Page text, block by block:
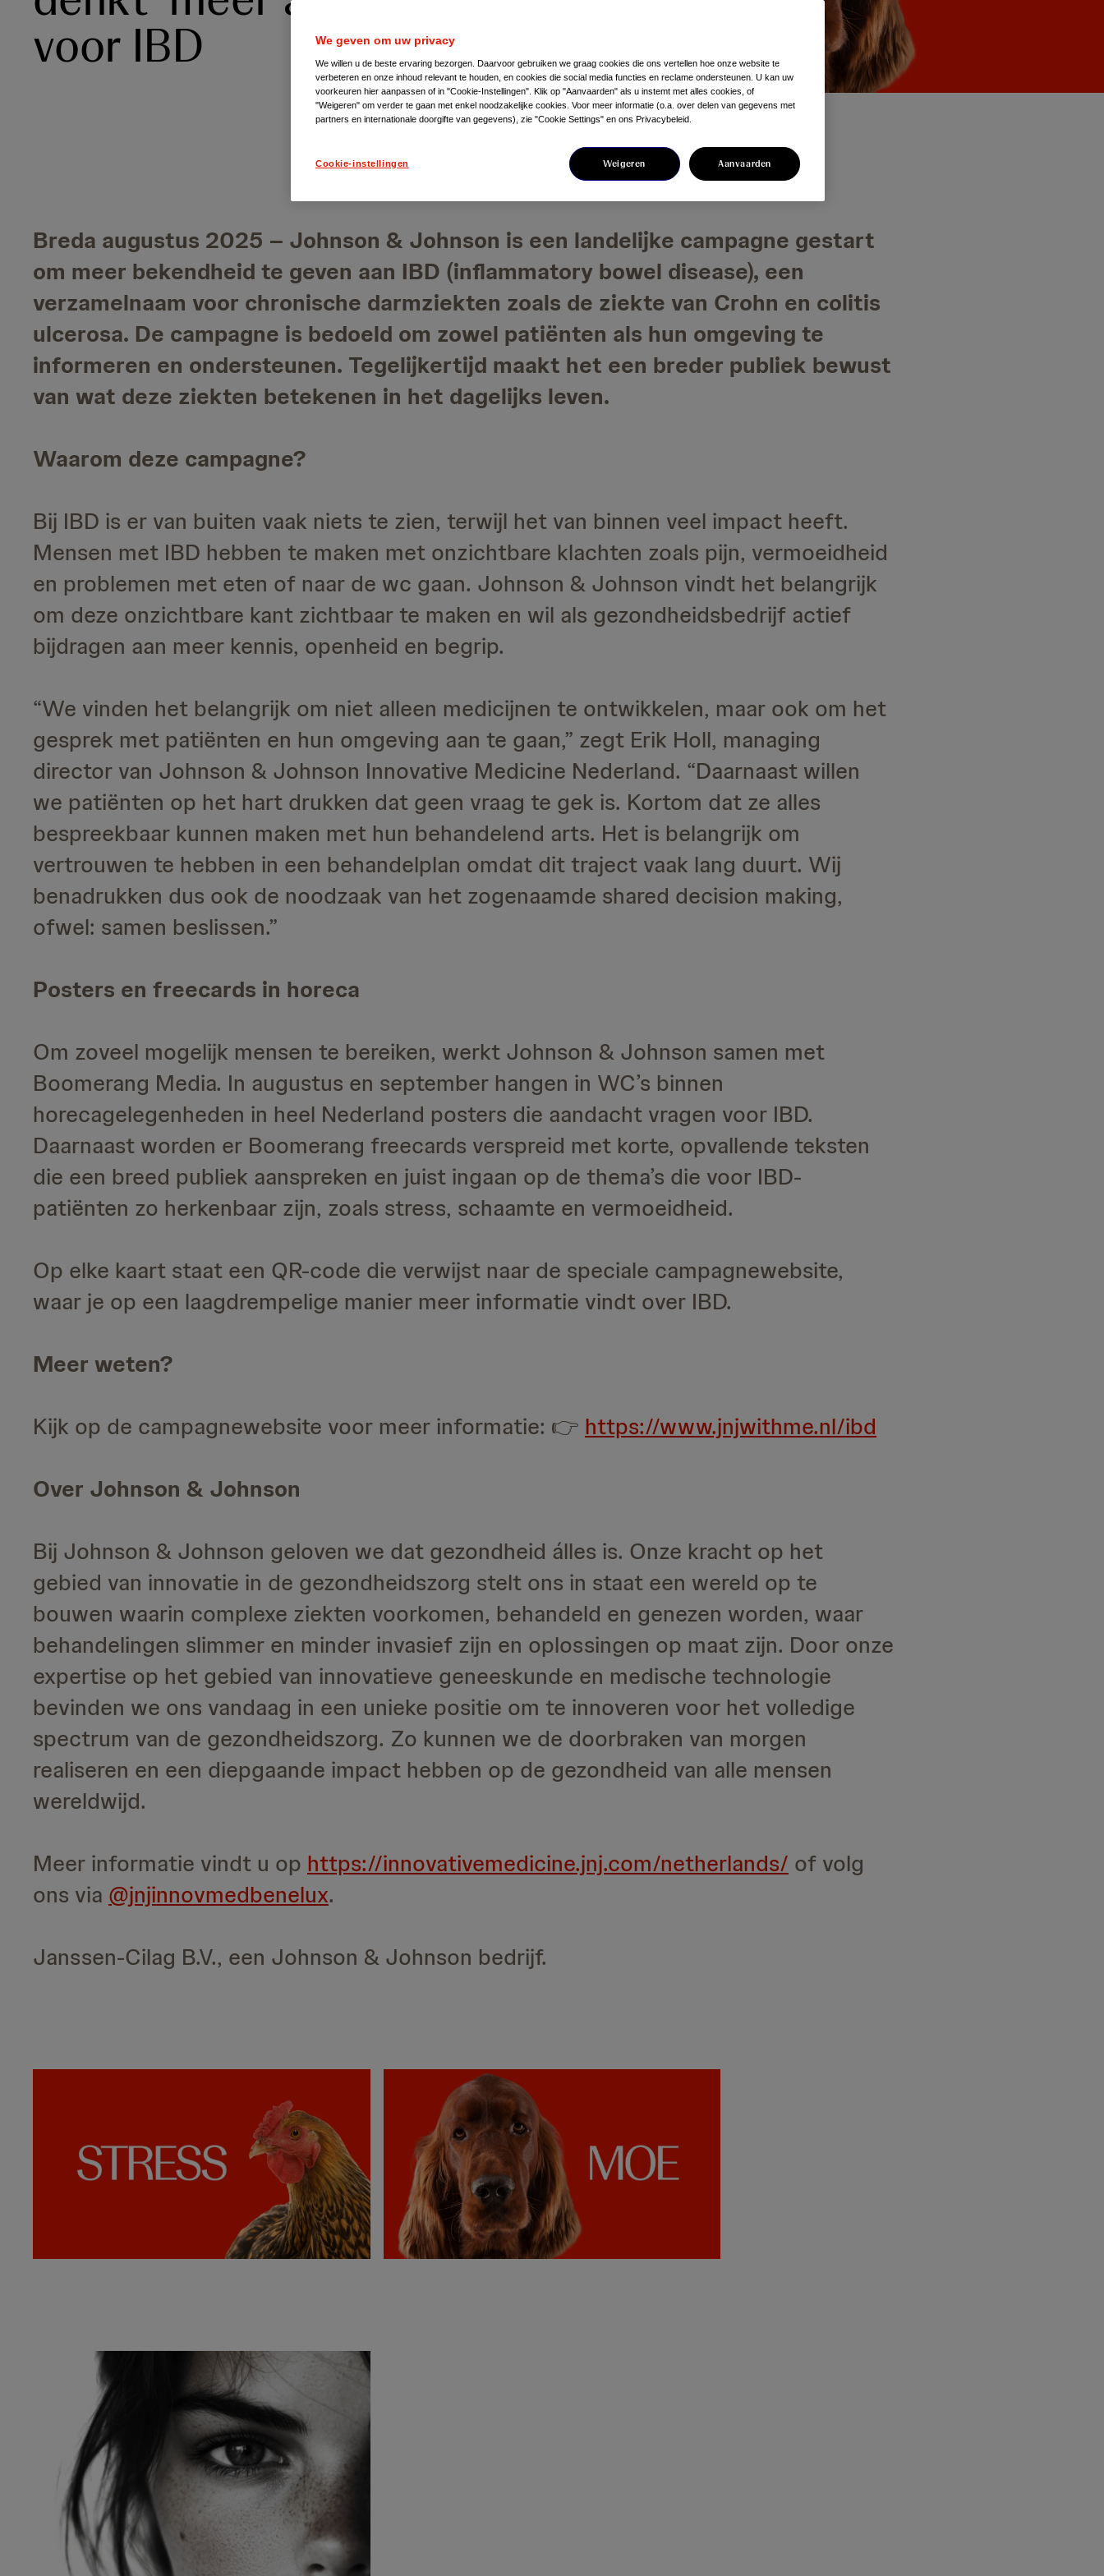
voor IBD
Breda augustus 2025 – Johnson & Johnson is een landelijke campagne gestart
om meer bekendheid te geven aan IBD (inflammatory bowel disease), een
verzamelnaam voor chronische darmziekten zoals de ziekte van Crohn en colitis
ulcerosa. De campagne is bedoeld om zowel patiënten als hun omgeving te
informeren en ondersteunen. Tegelijkertijd maakt het een breder publiek bewust
van wat deze ziekten betekenen in het dagelijks leven.
Waarom deze campagne?
Bij IBD is er van buiten vaak niets te zien, terwijl het van binnen veel impact heeft.
Mensen met IBD hebben te maken met onzichtbare klachten zoals pijn, vermoeidheid
en problemen met eten of naar de wc gaan. Johnson & Johnson vindt het belangrijk
om deze onzichtbare kant zichtbaar te maken en wil als gezondheidsbedrijf actief
bijdragen aan meer kennis, openheid en begrip.
“We vinden het belangrijk om niet alleen medicijnen te ontwikkelen, maar ook om het
gesprek met patiënten en hun omgeving aan te gaan,” zegt Erik Holl, managing
director van Johnson & Johnson Innovative Medicine Nederland. “Daarnaast willen
we patiënten op het hart drukken dat geen vraag te gek is. Kortom dat ze alles
bespreekbaar kunnen maken met hun behandelend arts. Het is belangrijk om
vertrouwen te hebben in een behandelplan omdat dit traject vaak lang duurt. Wij
benadrukken dus ook de noodzaak van het zogenaamde shared decision making,
ofwel: samen beslissen.”
Posters en freecards in horeca
Om zoveel mogelijk mensen te bereiken, werkt Johnson & Johnson samen met
Boomerang Media. In augustus en september hangen in WC’s binnen
horecagelegenheden in heel Nederland posters die aandacht vragen voor IBD.
Daarnaast worden er Boomerang freecards verspreid met korte, opvallende teksten
die een breed publiek aanspreken en juist ingaan op de thema’s die voor IBD-
patiënten zo herkenbaar zijn, zoals stress, schaamte en vermoeidheid.
Op elke kaart staat een QR-code die verwijst naar de speciale campagnewebsite,
waar je op een laagdrempelige manier meer informatie vindt over IBD.
Meer weten?
Kijk op de campagnewebsite voor meer informatie: 👉 https://www.jnjwithme.nl/ibd
Over Johnson & Johnson
Bij Johnson & Johnson geloven we dat gezondheid álles is. Onze kracht op het
gebied van innovatie in de gezondheidszorg stelt ons in staat een wereld op te
bouwen waarin complexe ziekten voorkomen, behandeld en genezen worden, waar
behandelingen slimmer en minder invasief zijn en oplossingen op maat zijn. Door onze
expertise op het gebied van innovatieve geneeskunde en medische technologie
bevinden we ons vandaag in een unieke positie om te innoveren voor het volledige
spectrum van de gezondheidszorg. Zo kunnen we de doorbraken van morgen
realiseren en een diepgaande impact hebben op de gezondheid van alle mensen
wereldwijd.
Meer informatie vindt u op https://innovativemedicine.jnj.com/netherlands/ of volg
ons via @jnjinnovmedbenelux.
Janssen-Cilag B.V., een Johnson & Johnson bedrijf.
We geven om uw privacy
We willen u de beste ervaring bezorgen. Daarvoor gebruiken we graag cookies die ons vertellen hoe onze website te
verbeteren en onze inhoud relevant te houden, en cookies die social media functies en reclame ondersteunen. U kan uw
voorkeuren hier aanpassen of in "Cookie-Instellingen". Klik op "Aanvaarden" als u instemt met alles cookies, of
"Weigeren" om verder te gaan met enkel noodzakelijke cookies. Voor meer informatie (o.a. over delen van gegevens met
partners en internationale doorgifte van gegevens), zie "Cookie Settings" en ons Privacybeleid.
Cookie-instellingen Weigeren Aanvaarden